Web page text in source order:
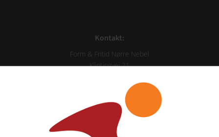
Kontakt:
Form & Fritid Nørre Nebel
Klintingvej 21
Cvr. nr. 89203414
Tlf. +45 75288731
Mail: motion@formogfritid.dk